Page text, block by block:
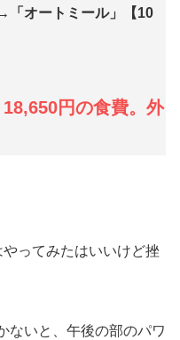
「オートミール」【10
円の食費。外
ってみたはいいけど挫
ないと、午後の部のパワ